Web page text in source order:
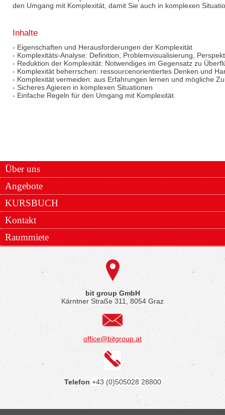
den Umgang mit Komplexität, damit Sie auch in komplexen
Inhalte
- Eigenschaften und Herausforderungen der Komplexität
- Komplexitäts-Analyse: Definition, Problemvisualisierung,
- Reduktion der Komplexität: Notwendiges im Gegensatz zu
- Komplexität beherrschen: ressourcenorientiertes Denken und
- Komplexität vermeiden: aus Erfahrungen lernen und mögliche
- Sicheres Agieren in komplexen Situationen
- Einfache Regeln für den Umgang mit Komplexität
Über uns
Angebote
KURSBUCH
Kontakt
Raummiete
bit group GmbH
Kärntner Straße 311, 8054 Graz
office@bitgroup.at
Telefon +43 (0)505028 28800